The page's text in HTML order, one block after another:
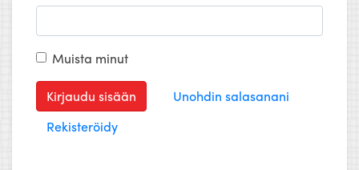
Muista minut
Kirjaudu sisään
Unohdin salasanani
Rekisteröidy